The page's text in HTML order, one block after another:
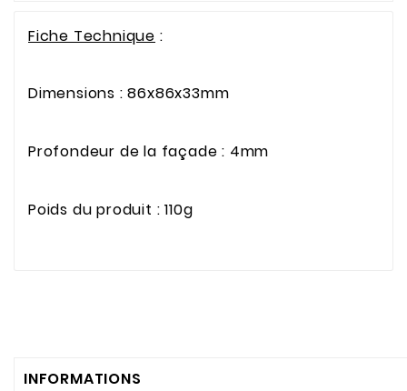
Fiche Technique :
Dimensions : 86x86x33mm
Profondeur de la façade : 4mm
Poids du produit : 110g
INFORMATIONS